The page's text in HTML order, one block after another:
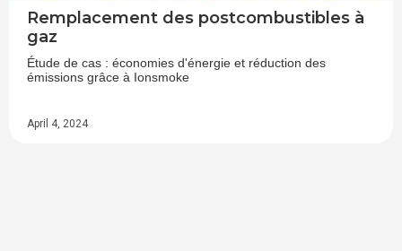
Remplacement des postcombustibles à
gaz
Étude de cas : économies d'énergie et réduction des
émissions grâce à Ionsmoke
April 4, 2024